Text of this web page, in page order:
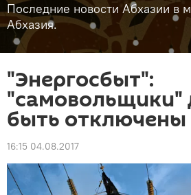
Последние новости Абхазии в
Абхазия.
"Энергосбыт":
быть отключены
16:15 04.08.2017